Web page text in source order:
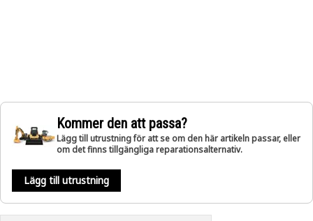
Kommer den att passa?
Lägg till utrustning för att se om den här artikeln passar, eller
om det finns tillgängliga reparationsalternativ.
Lägg till utrustning